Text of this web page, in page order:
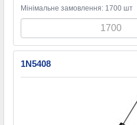
Мінімальне замовлення: 1700 шт
1N5408